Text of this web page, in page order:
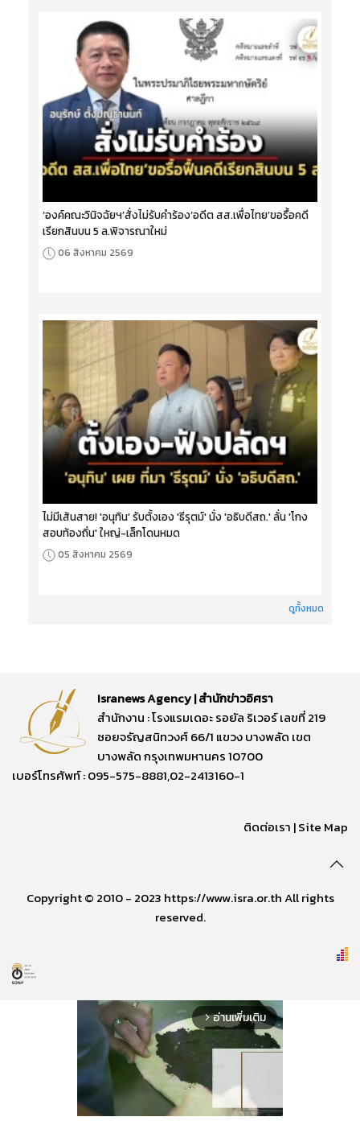
‘องค์คณะวินิจฉัยฯ’สั่งไม่รับคำร้อง‘อดีต สส.เพื่อไทย’ขอรื้อคดี
เรียกสินบน 5 ล.พิจารณาใหม่
06 สิงหาคม 2569
ไม่มีเส้นสาย! 'อนุทิน' รับตั้งเอง 'ธีรุตม์' นั่ง 'อธิบดีสถ.' ลั่น 'โกง
สอบท้องถิ่น' ใหญ่-เล็กโดนหมด
05 สิงหาคม 2569
ดูทั้งหมด
Isranews Agency | สำนักข่าวอิศรา
สำนักงาน : โรงแรมเดอะ รอยัล ริเวอร์ เลขที่ 219
ซอยจรัญสนิทวงศ์ 66/1 แขวง บางพลัด เขต
บางพลัด กรุงเทพมหานคร 10700
เบอร์โทรศัพท์ : 095-575-8881,02-2413160-1
ติดต่อเรา |Site Map
Copyright © 2010 - 2023 https://www.isra.or.th All rights
reserved.
arrow_forward_ios อ่านเพิ่มเติม